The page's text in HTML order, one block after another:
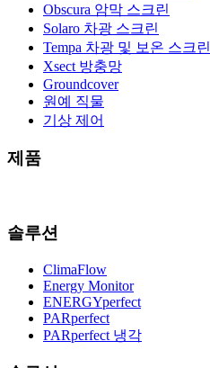
Obscura 암막 스크린
Solaro 차광 스크린
Tempa 차광 및 보온 스크린
Xsect 방충망
Groundcover
원예 직물
기상 제어
제품
솔루션
ClimaFlow
Energy Monitor
ENERGYperfect
PARperfect
PARperfect 냉각